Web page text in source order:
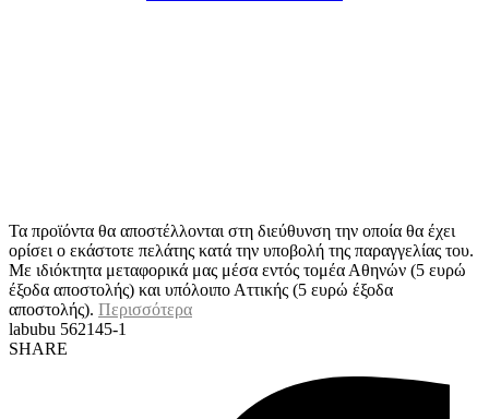
Τα προϊόντα θα αποστέλλονται στη διεύθυνση την οποία θα έχει
ορίσει ο εκάστοτε πελάτης κατά την υποβολή της παραγγελίας του.
Με ιδιόκτητα μεταφορικά μας μέσα εντός τομέα Αθηνών (5 ευρώ
έξοδα αποστολής) και υπόλοιπο Αττικής (5 ευρώ έξοδα
αποστολής). Περισσότερα
labubu 562145-1
SHARE